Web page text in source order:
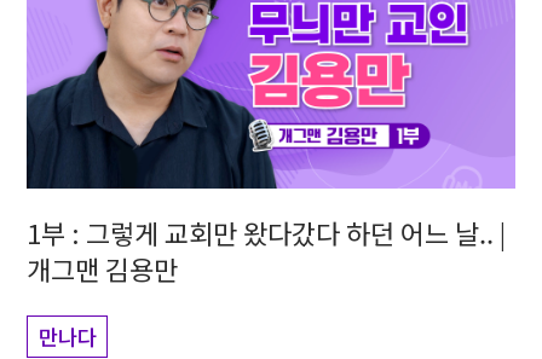
1부 : 그렇게 교회만 왔다갔다 하던 어느 날.. |
개그맨 김용만
만나다